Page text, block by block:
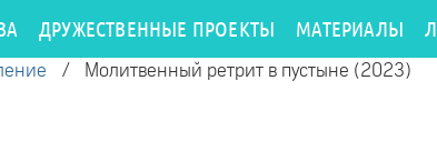
ДРУЖЕСТВЕННЫЕ ПРОЕКТЫ МАТЕРИАЛЫ
/ Молитвенный ретрит в пустыне (2023)